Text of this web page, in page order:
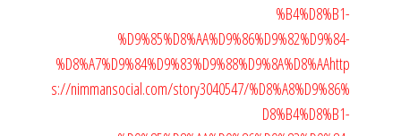
%B4%D8%B1-
%D9%85%D8%AA%D9%86%D9%82%D9%84-
%D8%A7%D9%84%D9%83%D9%88%D9%8A%D8%AAhttp
s://nimmansocial.com/story3040547/%D8%A8%D9%86%
D8%B4%D8%B1-